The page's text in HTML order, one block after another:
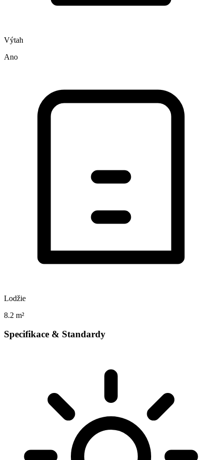
Výtah
Ano
Lodžie
8.2 m²
Specifikace & Standardy